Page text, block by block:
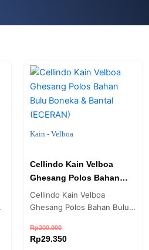
Kain - Velboa
Cellindo Kain Velboa
Ghesang Polos Bahan
Bulu Boneka & Bantal
(ECERAN)
Cellindo Kain Velboa
Ghesang Polos Bahan Bulu
Bandung Kain velboa adalah
bahan yang sering
Rp200.000
Harga
aslinya
adalah:
Rp200.000.
Rp29.350
saat
ini
adalah: